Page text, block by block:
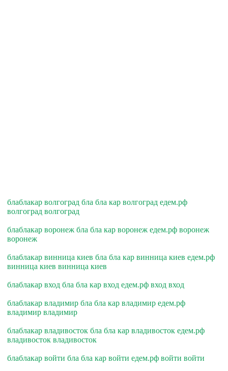
блаблакар волгоград бла бла кар волгоград едем.рф
волгоград волгоград
блаблакар воронеж бла бла кар воронеж едем.рф воронеж
воронеж
блаблакар винница киев бла бла кар винница киев едем.рф
винница киев винница киев
блаблакар вход бла бла кар вход едем.рф вход вход
блаблакар владимир бла бла кар владимир едем.рф
владимир владимир
блаблакар владивосток бла бла кар владивосток едем.рф
владивосток владивосток
блаблакар войти бла бла кар войти едем.рф войти войти